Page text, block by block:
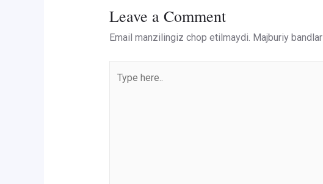
Leave a Comment
Email manzilingiz chop etilmaydi. Majburiy bandlar
here..